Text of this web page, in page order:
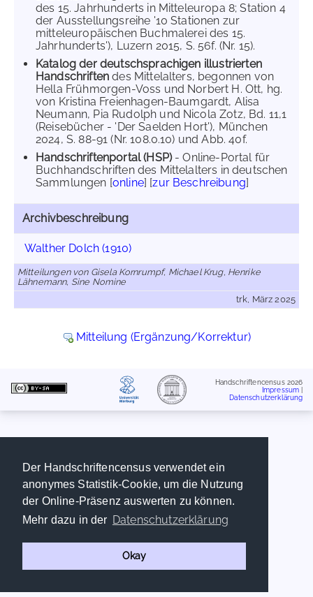
Der Handschriftencensus verwendet ein
anonymes Statistik-Cookie, um die Nutzung
der Online-Präsenz auswerten zu können.
Mehr dazu in der Datenschutzerklärung
Okay
des 15. Jahrhunderts in Mitteleuropa 8; Station 4
der Ausstellungsreihe '10 Stationen zur
mitteleuropäischen Buchmalerei des 15.
Jahrhunderts'), Luzern 2015, S. 56f. (Nr. 15).
Katalog der deutschsprachigen illustrierten
Handschriften des Mittelalters, begonnen von
Hella Frühmorgen-Voss und Norbert H. Ott, hg.
von Kristina Freienhagen-Baumgardt, Alisa
Neumann, Pia Rudolph und Nicola Zotz, Bd. 11,1
(Reisebücher - 'Der Saelden Hort'), München
2024, S. 88-91 (Nr. 108.0.10) und Abb. 40f.
Handschriftenportal (HSP)- Online-Portal für
Buchhandschriften des Mittelalters in deutschen
Sammlungen [online] [zur Beschreibung]
Archivbeschreibung
Walther Dolch (1910)
Mitteilungen von Gisela Kornrumpf, Michael Krug, Henrike
Lähnemann, Sine Nomine
trk, März 2025
Mitteilung (Ergänzung/Korrektur)
Handschriftencensus 2026
Impressum
Datenschutzerklärung